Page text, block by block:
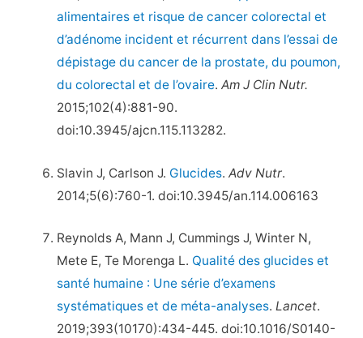
alimentaires et risque de cancer colorectal et
d’adénome incident et récurrent dans l’essai de
dépistage du cancer de la prostate, du poumon,
du colorectal et de l’ovaire.Am J Clin Nutr.
2015;102(4):881-90.
doi:10.3945/ajcn.115.113282.
Slavin J, Carlson J. Glucides.Adv Nutr.
2014;5(6):760-1. doi:10.3945/an.114.006163
Reynolds A, Mann J, Cummings J, Winter N,
Mete E, Te Morenga L. Qualité des glucides et
santé humaine : Une série d’examens
systématiques et de méta-analyses.Lancet.
2019;393(10170):434-445. doi:10.1016/S0140-